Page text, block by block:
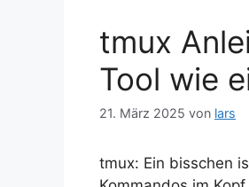
tmux
Tool wie
21. März 2025 von lars
tmux: Ein bisschen